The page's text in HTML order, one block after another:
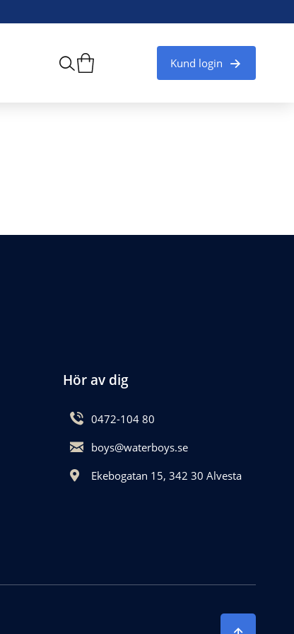
Kund login
Hör av dig
0472-104 80
boys@waterboys.se
Ekebogatan 15, 342 30 Alvesta